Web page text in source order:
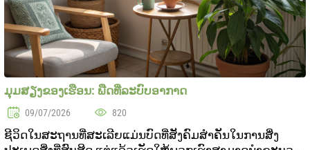
ມຸມສຽງຂອງເຮືອນ: ພືດທີ່ລະບົບອາກາດ
09/07/2026 820
ຊີວິດໃນສະຖານທີ່ສະເລີຍແມ່ນບົດທີ່ສັງຄົມສໍາຄັນໃນການສິ່ງ